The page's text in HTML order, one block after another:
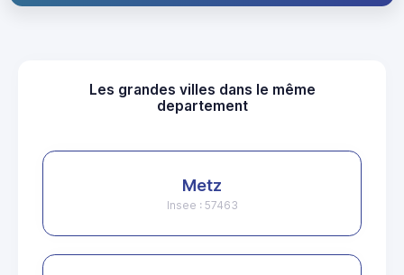
Les grandes villes dans le même
departement
Metz
Insee : 57463